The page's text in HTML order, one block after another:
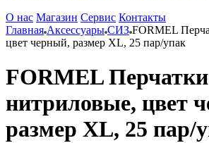
О нас Магазин Сервис Контакты
Главная Аксессуары СИЗ FORMEL
цвет черный, размер XL, 25 пар/упак
FORMEL Перчатки
нитриловые, цвет
размер XL, 25 пар/